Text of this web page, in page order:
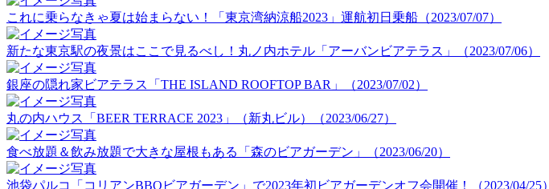
これに乗らなきゃ夏は始まらない！「東京湾納涼船2023」運航初日乗船（2023/07/07）
新たな東京駅の夜景はここで見るべし！丸ノ内ホテル「アーバンビアテラス」（2023/07/06）
銀座の隠れ家ビアテラス「THE ISLAND ROOFTOP BAR」（2023/07/02）
丸の内ハウス「BEER TERRACE 2023」（新丸ビル）（2023/06/27）
食べ放題＆飲み放題で大きな屋根もある「森のビアガーデン」（2023/06/20）
池袋パルコ「コリアンBBQビアガーデン」で2023年初ビアガーデンオフ会開催！（2023/04/25）